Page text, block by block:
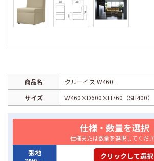
商品名
クルーイス W460 _
サイズ
W460×D600×H760（SH400）
仕様・数量を選択
仕様または数量を選択してくださ
張地
クリックして選択